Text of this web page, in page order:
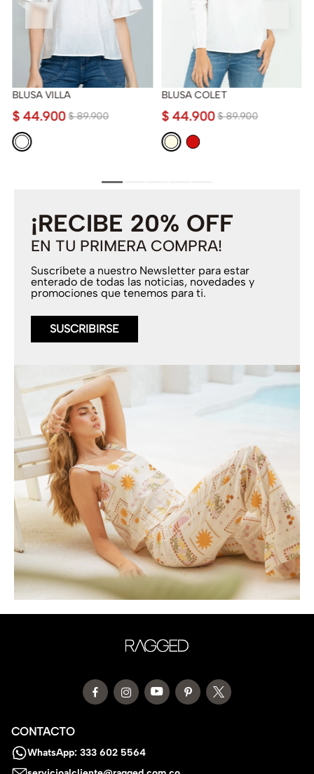
BLUSA VILLA
$ 89.900
$ 44.900
BLUSA COLET
$ 89.900
$ 44.900
¡RECIBE 20% OFF
EN TU PRIMERA COMPRA!
Suscríbete a nuestro Newsletter para estar
enterado de todas las noticias, novedades y
promociones que tenemos para ti.
SUSCRIBIRSE
CONTACTO
WhatsApp: 333 602 5564